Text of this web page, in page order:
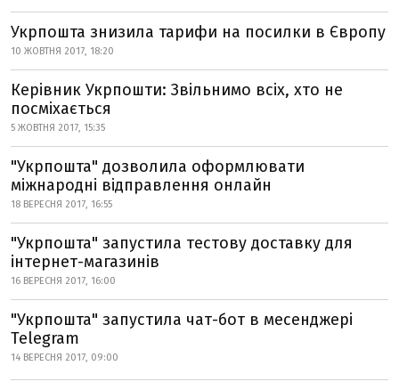
Укрпошта знизила тарифи на посилки в Європу
10 ЖОВТНЯ 2017, 18:20
Керівник Укрпошти: Звільнимо всіх, хто не
посміхається
5 ЖОВТНЯ 2017, 15:35
"Укрпошта" дозволила оформлювати
міжнародні відправлення онлайн
18 ВЕРЕСНЯ 2017, 16:55
"Укрпошта" запустила тестову доставку для
інтернет-магазинів
16 ВЕРЕСНЯ 2017, 16:00
"Укрпошта" запустила чат-бот в месенджері
Telegram
14 ВЕРЕСНЯ 2017, 09:00